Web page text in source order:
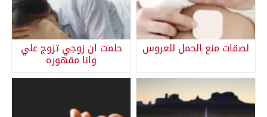
لصقات منع الحمل للعروس حلمت ان زوجي تزوج علي
وانا مقهوره